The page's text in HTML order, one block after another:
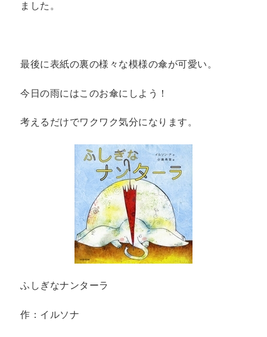
ました。
最後に表紙の裏の様々な模様の傘が可愛い。
今日の雨にはこのお傘にしよう！
考えるだけでワクワク気分になります。
ふしぎなナンターラ
作：イルソナ